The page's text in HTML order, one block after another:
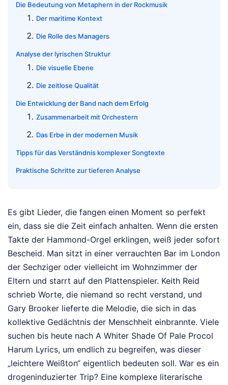
Die Bedeutung von Metaphern in der Rockmusik
Der maritime Kontext
Die Rolle des Managers
Analyse der lyrischen Struktur
Die visuelle Ebene
Die zeitlose Qualität
Die Entwicklung der Band nach dem Erfolg
Zusammenarbeit mit Orchestern
Das Erbe in der modernen Musik
Tipps für das Verständnis komplexer Songtexte
Praktische Schritte zur tieferen Analyse
Es gibt Lieder, die fangen einen Moment so perfekt
ein, dass sie die Zeit einfach anhalten. Wenn die ersten
Takte der Hammond-Orgel erklingen, weiß jeder sofort
Bescheid. Man sitzt in einer verrauchten Bar im London
der Sechziger oder vielleicht im Wohnzimmer der
Eltern und starrt auf den Plattenspieler. Keith Reid
schrieb Worte, die niemand so recht verstand, und
Gary Brooker lieferte die Melodie, die sich in das
kollektive Gedächtnis der Menschheit einbrannte. Viele
suchen bis heute nach A Whiter Shade Of Pale Procol
Harum Lyrics, um endlich zu begreifen, was dieser
„leichtere Weißton“ eigentlich bedeuten soll. War es ein
drogeninduzierter Trip? Eine komplexe literarische